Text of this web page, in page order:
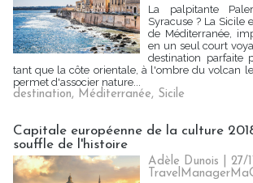
La palpitante
Syracuse ? La Sicile
de Méditerranée,
en un seul court
destination parfaite
tant que la côte orientale, à l'ombre du volcan
permet d'associer nature...
destination, Méditerranée, Sicile
Capitale européenne de la culture
souffle de l'histoire
Adèle Dunois | 27/